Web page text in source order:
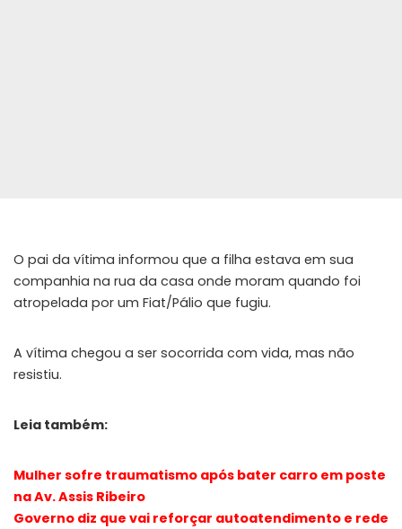
O pai da vítima informou que a filha estava em sua
companhia na rua da casa onde moram quando foi
atropelada por um Fiat/Pálio que fugiu.
A vítima chegou a ser socorrida com vida, mas não
resistiu.
Leia também:
Mulher sofre traumatismo após bater carro em poste
na Av. Assis Ribeiro
Governo diz que vai reforçar autoatendimento e rede